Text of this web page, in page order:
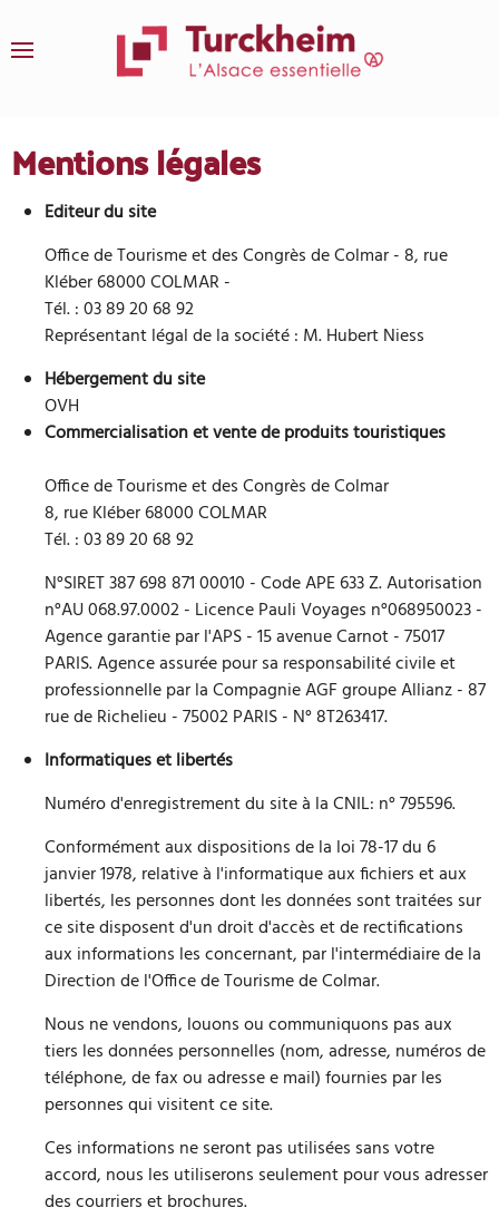
Skip to main content
Mentions légales
Editeur du site
Office de Tourisme et des Congrès de Colmar - 8, rue
Kléber 68000 COLMAR -
Tél. : 03 89 20 68 92
Représentant légal de la société : M. Hubert Niess
Hébergement du site
OVH
Commercialisation et vente de produits touristiques
Office de Tourisme et des Congrès de Colmar
8, rue Kléber 68000 COLMAR
Tél. : 03 89 20 68 92
N°SIRET 387 698 871 00010 - Code APE 633 Z. Autorisation
n°AU 068.97.0002 - Licence Pauli Voyages n°068950023 -
Agence garantie par l'APS - 15 avenue Carnot - 75017
PARIS. Agence assurée pour sa responsabilité civile et
professionnelle par la Compagnie AGF groupe Allianz - 87
rue de Richelieu - 75002 PARIS - N° 8T263417.
Informatiques et libertés
Numéro d'enregistrement du site à la CNIL: n° 795596.
Conformément aux dispositions de la loi 78-17 du 6
janvier 1978, relative à l'informatique aux fichiers et aux
libertés, les personnes dont les données sont traitées sur
ce site disposent d'un droit d'accès et de rectifications
aux informations les concernant, par l'intermédiaire de la
Direction de l'Office de Tourisme de Colmar.
Nous ne vendons, louons ou communiquons pas aux
tiers les données personnelles (nom, adresse, numéros de
téléphone, de fax ou adresse e mail) fournies par les
personnes qui visitent ce site.
Ces informations ne seront pas utilisées sans votre
accord, nous les utiliserons seulement pour vous adresser
des courriers et brochures.